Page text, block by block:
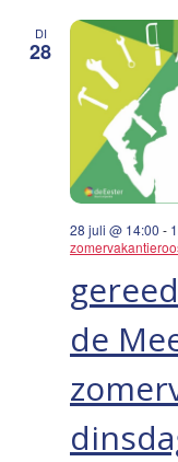
DI
28
de
28 juli @ 14:00 -